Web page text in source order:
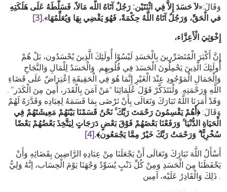
وَقَالَ:«لاَ حَسَدَ إِلاَّ فِي اثْنَتَيْن: رَجُلٌ آتَاهُ اللَّه مَالاً، فَسَلَّطَهُ عَلَى هَلَكَتِهِ
في الْحَقِّ، وَرَجُلٌ آتَاهُ اللَّهُ حِكْمَةً، فَهُوَ يَقْضِي بِهَا وَيُعَلِّمُهَا».[3]
،إِخْوَتِيَ الْأَعِزَّاء
إِنَّ أَكْبَرَ الْمُتَضَرِّرِينَ بِالْحَسَدِ لَيْسُوْا أُولَئِكَ الَّذِينَ يُحْسَدُون، بَلْ هُمْ
أُولَئِكَ الَّذِينَ يَحْمِلُونَ الْحَسَدَ فِي قُلُوبِهِم. وَالْحَسَدُ لِلْمَالِ وَالنَّجَاحِ
وَالْجَمَالِ الْمَوْجُودِ عِنْدَ الْغَيْرِ إِنَّمَا هُوَ فِي الْحَقِيقَةِ اِعْتِرَاضٌ عَلَى قَضَاءِ
اللَّهِ وَرَحْمَتِهِ. وَلْنَتَذَكَّرْ قَوْلَ عُلَمَائِنَا “مَنْ آمَنَ بِالْقَدَر، أَمِنَ مِنَ الْكَدَر” .
وَقَدْ أَمَرَنَا اللَّهُ تَبَارَكَ وَتَعَالَى بِأَنْ نَرْضَى بِمَا قَسَمَهُ لِعِبَادِه وَقَدَّرَهُ لَهُمْ
وَقَالَ:﴿أَهُمْ يَقْسِمُونَ رَحْمَتَ رَبِّكَ ۚ نَحْنُ قَسَمْنَا بَيْنَهُمْ مَعِيشَتَهُمْ فِي
الْحَيَاةِ الدُّنْيَا ۚ وَرَفَعْنَا بَعْضَهُمْ فَوْقَ بَعْضٍ دَرَجَاتٍ لِيَتَّخِذَ بَعْضُهُمْ بَعْضًا
سُخْرِيًّا ۗ وَرَحْمَتُ رَبِّكَ خَيْرٌ مِمَّا يَجْمَعُون﴾.[4]
أَسْأَلُ اللَّهَ تَبَارَكَ وَتَعَالَى أَنْ يَجْعَلَنَا مِنْ عِبَادِهِ الرَّاضِينَ بِقَضَائِهِ وَأَنْ
يَحْفَظَنَا مِنَ الْحَسَدِ وَمِنْ كُلِّ ذَنْبٍ يُسَوِّدُ وَجْهَنَا يَوْمَ الْحِسَاب، إنَّهُ وَلِيُّ
ذَلِكَ وَالْقَادِرُ عَلَيْه، آمِين .